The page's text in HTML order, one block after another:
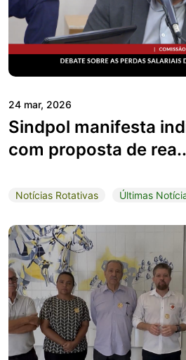
24 mar, 2026
Sindpol manifesta
com proposta de
Notícias Rotativas Últimas